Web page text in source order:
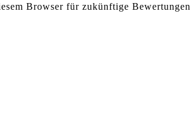
Browser für zukünftige Bewertungen